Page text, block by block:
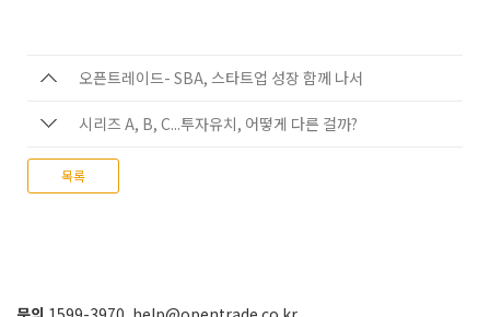
오픈트레이드- SBA, 스타트업 성장 함께 나서
시리즈 A, B, C...투자유치, 어떻게 다른 걸까?
목록